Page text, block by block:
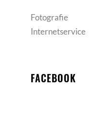
Fotografie
Internetservice
FACEBOOK